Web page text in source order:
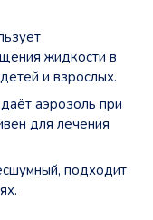
жидкости в
и взрослых.
аэрозоль при
для лечения
подходит